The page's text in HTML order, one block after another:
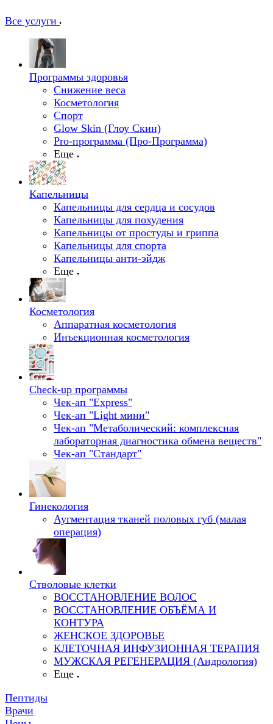
Все услуги
Программы здоровья
Снижение веса
Косметология
Спорт
Glow Skin (Глоу Скин)
Pro-программа (Про-Программа)
Еще
Капельницы
Капельницы для сердца и сосудов
Капельницы для похудения
Капельницы от простуды и гриппа
Капельницы для спорта
Капельницы анти-эйдж
Еще
Косметология
Аппаратная косметология
Инъекционная косметология
Check-up программы
Чек-ап "Express"
Чек-ап "Light мини"
Чек-ап "Метаболический: комплексная
лабораторная диагностика обмена веществ"
Чек-ап "Стандарт"
Гинекология
Аугментация тканей половых губ (малая
операция)
Стволовые клетки
ВОССТАНОВЛЕНИЕ ВОЛОС
ВОССТАНОВЛЕНИЕ ОБЪЁМА И
КОНТУРА
ЖЕНСКОЕ ЗДОРОВЬЕ
КЛЕТОЧНАЯ ИНФУЗИОННАЯ ТЕРАПИЯ
МУЖСКАЯ РЕГЕНЕРАЦИЯ (Андрология)
Еще
Пептиды
Врачи